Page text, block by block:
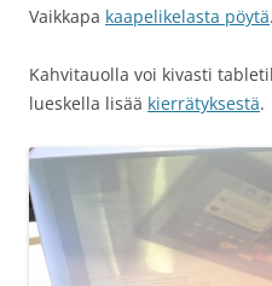
Vaikkapa kaapelikelasta pöytä.
Kahvitauolla voi kivasti
lueskella lisää kierrätyksestä.